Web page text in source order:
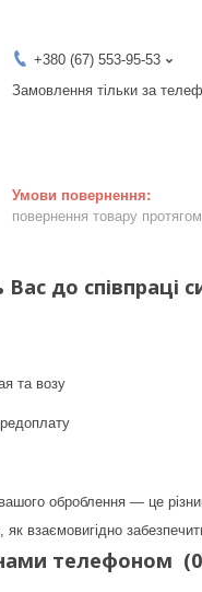
+380 (67) 553-95-53
Замовлення тільки за
повернення товару
Вас до
та возу
оброблення — це
взаємовигідно
телефоном